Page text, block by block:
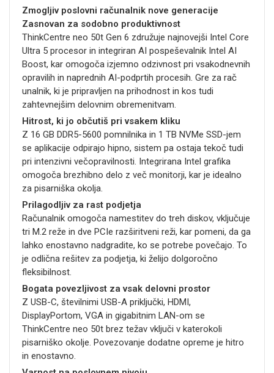
Zmogljiv poslovni računalnik nove generacije
Zasnovan za sodobno produktivnost
ThinkCentre neo 50t Gen 6 združuje najnovejši Intel Core
Ultra 5 procesor in integriran AI pospeševalnik Intel AI
Boost, kar omogoča izjemno odzivnost pri vsakodnevnih
opravilih in naprednih AI-podprtih procesih. Gre za rač
unalnik, ki je pripravljen na prihodnost in kos tudi
zahtevnejšim delovnim obremenitvam.
Hitrost, ki jo občutiš pri vsakem kliku
Z 16 GB DDR5-5600 pomnilnika in 1 TB NVMe SSD-jem
se aplikacije odpirajo hipno, sistem pa ostaja tekoč tudi
pri intenzivni večopravilnosti. Integrirana Intel grafika
omogoča brezhibno delo z več monitorji, kar je idealno
za pisarniška okolja.
Prilagodljiv za rast podjetja
Računalnik omogoča namestitev do treh diskov, vključuje
tri M.2 reže in dve PCIe razširitveni reži, kar pomeni, da ga
lahko enostavno nadgradite, ko se potrebe povečajo. To
je odlična rešitev za podjetja, ki želijo dolgoročno
fleksibilnost.
Bogata povezljivost za vsak delovni prostor
Z USB-C, številnimi USB-A priključki, HDMI,
DisplayPortom, VGA in gigabitnim LAN-om se
ThinkCentre neo 50t brez težav vključi v katerokoli
pisarniško okolje. Povezovanje dodatne opreme je hitro
in enostavno.